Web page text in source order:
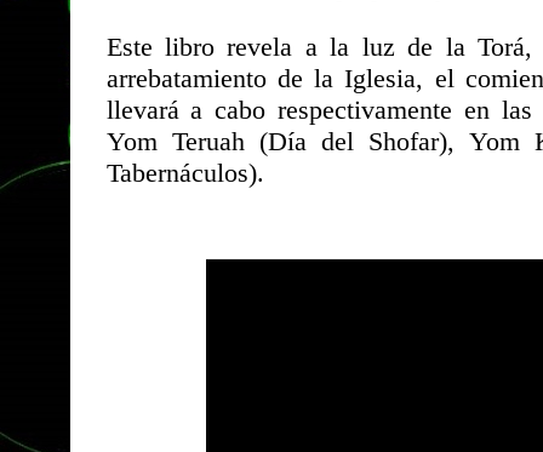
Este libro revela a la luz de la Torá,
arrebatamiento de la Iglesia, el
llevará a cabo respectivamente en
Yom Teruah (Día del Shofar),
Tabernáculos).